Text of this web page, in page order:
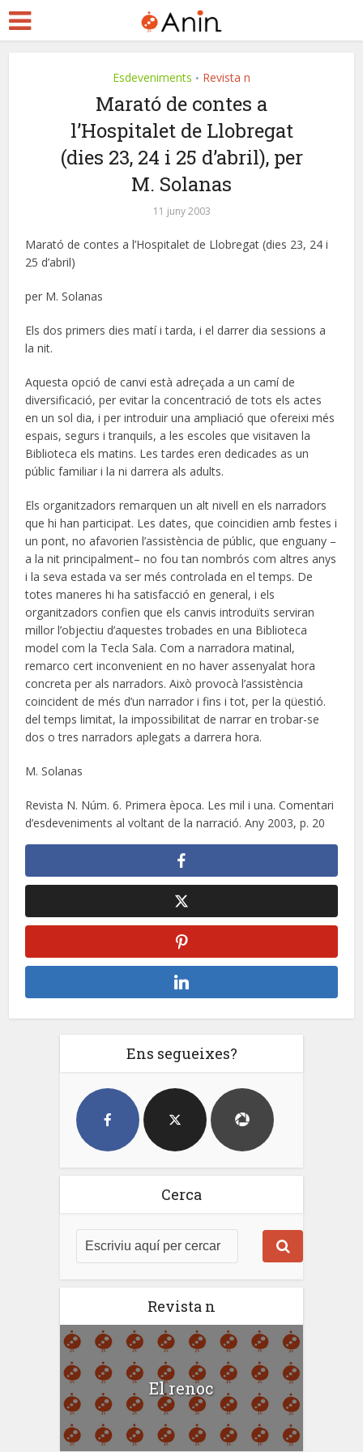
Esdeveniments • Revista n
Marató de contes a
l’Hospitalet de Llobregat
(dies 23, 24 i 25 d’abril), per
M. Solanas
11 juny 2003
Marató de contes a l’Hospitalet de Llobregat (dies 23, 24 i
25 d’abril)
per M. Solanas
Els dos primers dies matí i tarda, i el darrer dia sessions a
la nit.
Aquesta opció de canvi està adreçada a un camí de
diversificació, per evitar la concentració de tots els actes
en un sol dia, i per introduir una ampliació que ofereixi més
espais, segurs i tranquils, a les escoles que visitaven la
Biblioteca els matins. Les tardes eren dedicades as un
públic familiar i la ni darrera als adults.
Els organitzadors remarquen un alt nivell en els narradors
que hi han participat. Les dates, que coincidien amb festes i
un pont, no afavorien l’assistència de públic, que enguany –
a la nit principalment– no fou tan nombrós com altres anys
i la seva estada va ser més controlada en el temps. De
totes maneres hi ha satisfacció en general, i els
organitzadors confien que els canvis introduïts serviran
millor l’objectiu d’aquestes trobades en una Biblioteca
model com la Tecla Sala. Com a narradora matinal,
remarco cert inconvenient en no haver assenyalat hora
concreta per als narradors. Això provocà l’assistència
coincident de més d’un narrador i fins i tot, per la qüestió.
del temps limitat, la impossibilitat de narrar en trobar-se
dos o tres narradors aplegats a darrera hora.
M. Solanas
Revista N. Núm. 6. Primera època. Les mil i una. Comentari
d’esdeveniments al voltant de la narració. Any 2003, p. 20
Ens segueixes?
Cerca
Revista n
El renoc